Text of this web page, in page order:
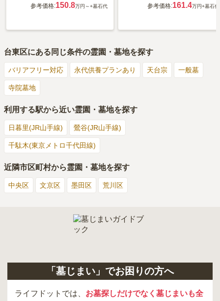
日暮里駅の霊園の反対側の改札口に駅ビル、お店がたくさんあ
います。家ではいつも管理してくれいるお店で、お水とお花を
参考価格:150.8万円～+墓石代 参考価格:161.4万円+墓石代
台東区にある同じ条件の霊園・墓地を探す
バリアフリー対応 永代供養プランあり 天台宗 一般墓
寺院墓地
利用する駅から近い霊園・墓地を探す
日暮里(JR山手線) 鶯谷(JR山手線)
千駄木(東京メトロ千代田線)
近隣市区町村から霊園・墓地を探す
中央区 文京区 墨田区 荒川区
「墓じまい」でお困りの方へ
ライフドットでは、 お墓探しだけでなく墓じまいも全